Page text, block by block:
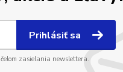
Prihlásiť sa
zasielania newslettera.